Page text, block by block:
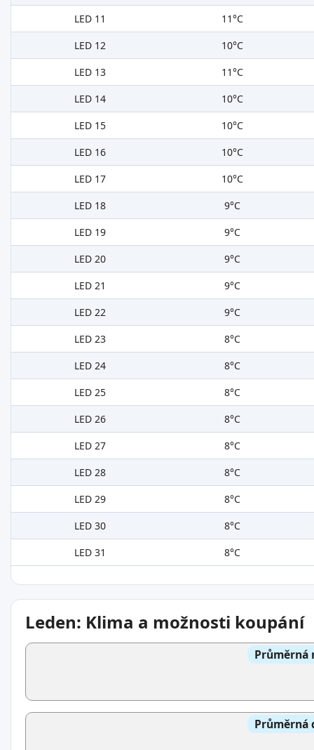
LED 11
11°C
LED 12
10°C
LED 13
11°C
LED 14
10°C
LED 15
10°C
LED 16
10°C
LED 17
10°C
LED 18
9°C
LED 19
9°C
LED 20
9°C
LED 21
9°C
LED 22
9°C
LED 23
8°C
LED 24
8°C
LED 25
8°C
LED 26
8°C
LED 27
8°C
LED 28
8°C
LED 29
8°C
LED 30
8°C
LED 31
8°C
Leden: Klima a možnosti koupání
Průměrná
Průměrná